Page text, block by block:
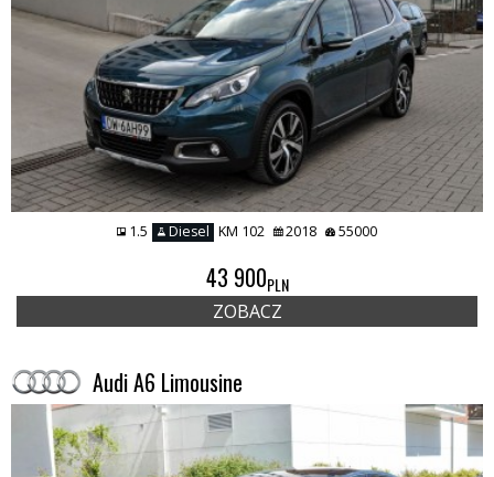
1.5 Diesel KM 102 2018 55000
43 900PLN
ZOBACZ
Audi A6 Limousine